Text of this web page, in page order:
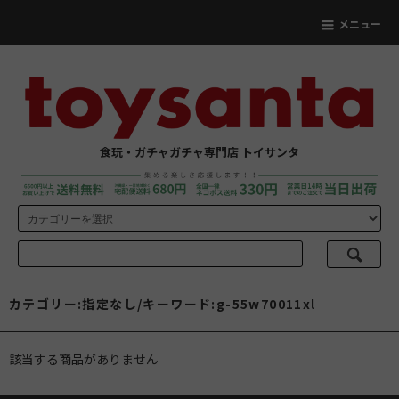
メニュー
食玩・ガチャガチャ専門店 トイサンタ
カテゴリー:指定なし/キーワード:g-55w70011xl
該当する商品がありません